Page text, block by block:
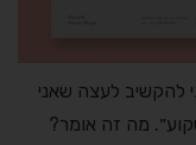
להקשיב לעצה שאני
מה זה אומר?